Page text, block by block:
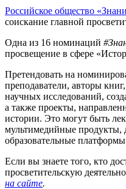
Российское общество
соискание главной
Одна из 16 номинаций
просвещение в сфере
Претендовать на
преподаватели, авторы
научных исследований,
а также проекты,
истории. Это могут быть
мультимедийные продукты,
образовательные
Если вы знаете того, кто
просветительскую
на сайте.